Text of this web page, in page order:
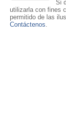
Si
utilizarla con fines
permitido de las
Contáctenos.